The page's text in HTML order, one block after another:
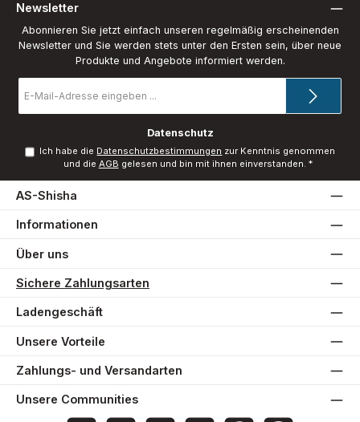
Newsletter
Abonnieren Sie jetzt einfach unseren regelmäßig erscheinenden
Newsletter und Sie werden stets unter den Ersten sein, über neue
Produkte und Angebote informiert werden.
Mail-
Datenschutz
Ich habe die Datenschutzbestimmungen zur Kenntnis genommen
und die AGB gelesen und bin mit ihnen einverstanden. *
AS-Shisha
Informationen
Über uns
Sichere Zahlungsarten
Ladengeschäft
Unsere Vorteile
Zahlungs- und Versandarten
Unsere Communities